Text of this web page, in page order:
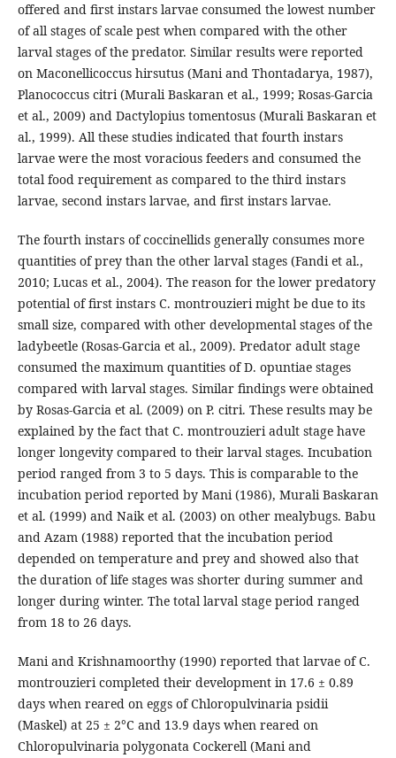
offered and first instars larvae consumed the lowest number
of all stages of scale pest when compared with the other
larval stages of the predator. Similar results were reported
on Maconellicoccus hirsutus (Mani and Thontadarya, 1987),
Planococcus citri (Murali Baskaran et al., 1999; Rosas-Garcia
et al., 2009) and Dactylopius tomentosus (Murali Baskaran et
al., 1999). All these studies indicated that fourth instars
larvae were the most voracious feeders and consumed the
total food requirement as compared to the third instars
larvae, second instars larvae, and first instars larvae.
The fourth instars of coccinellids generally consumes more
quantities of prey than the other larval stages (Fandi et al.,
2010; Lucas et al., 2004). The reason for the lower predatory
potential of first instars C. montrouzieri might be due to its
small size, compared with other developmental stages of the
ladybeetle (Rosas-Garcia et al., 2009). Predator adult stage
consumed the maximum quantities of D. opuntiae stages
compared with larval stages. Similar findings were obtained
by Rosas-Garcia et al. (2009) on P. citri. These results may be
explained by the fact that C. montrouzieri adult stage have
longer longevity compared to their larval stages. Incubation
period ranged from 3 to 5 days. This is comparable to the
incubation period reported by Mani (1986), Murali Baskaran
et al. (1999) and Naik et al. (2003) on other mealybugs. Babu
and Azam (1988) reported that the incubation period
depended on temperature and prey and showed also that
the duration of life stages was shorter during summer and
longer during winter. The total larval stage period ranged
from 18 to 26 days.
Mani and Krishnamoorthy (1990) reported that larvae of C.
montrouzieri completed their development in 17.6 ± 0.89
days when reared on eggs of Chloropulvinaria psidii
(Maskel) at 25 ± 2°C and 13.9 days when reared on
Chloropulvinaria polygonata Cockerell (Mani and